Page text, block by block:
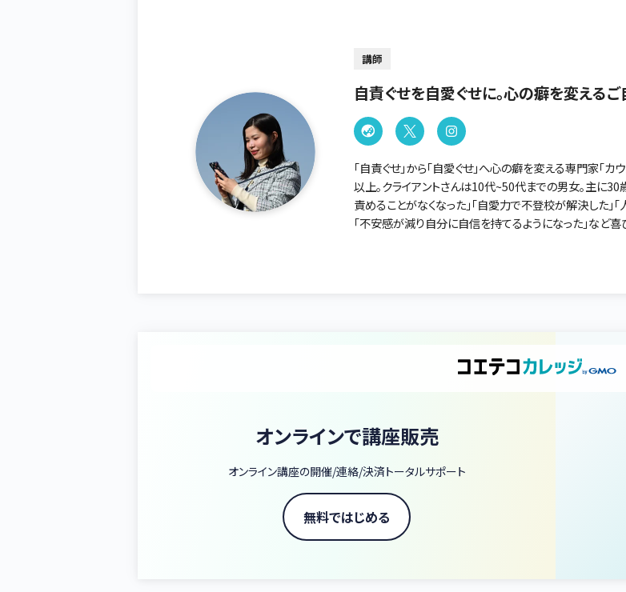
講師
自責ぐせを自愛ぐせに。心の癖を変える
「自責ぐせ」から「自愛ぐせ」へ心の癖を変える専門家「
以上。クライアントさんは10代~50代までの男女。主に
責めることがなくなった」「自愛力で不登校が解決した」
「不安感が減り自分に自信を持てるようになった」など喜
オンラインで講座販売
オンライン講座の開催/連絡/決済トータルサポート
無料ではじめる